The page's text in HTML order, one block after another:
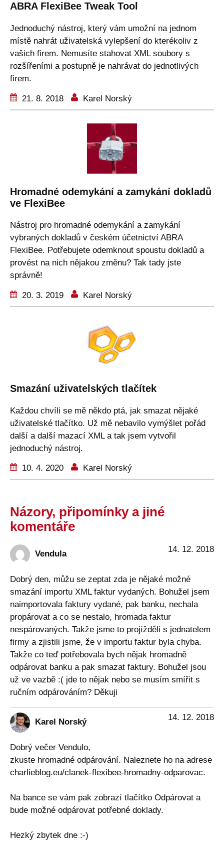
ABRA FlexiBee Tweak Tool
Jednoduchý nástroj, který vám umožní na jednom
místě nahrát uživatelská vylepšení do kterékoliv z
vašich firem. Nemusíte stahovat XML soubory s
rozšířeními a postupně je nahrávat do jednotlivých
firem.
21. 8. 2018 Karel Norský
Hromadné odemykání a zamykání dokladů
ve FlexiBee
Nástroj pro hromadné odemykání a zamykání
vybraných dokladů v českém účetnictví ABRA
FlexiBee. Potřebujete odemknout spoustu dokladů a
provést na nich nějakou změnu? Tak tady jste
správně!
20. 3. 2019 Karel Norský
Smazání uživatelských tlačítek
Každou chvíli se mě někdo ptá, jak smazat nějaké
uživatelské tlačítko. Už mě nebavilo vymýšlet pořád
další a další mazací XML a tak jsem vytvořil
jednoduchý nástroj.
10. 4. 2020 Karel Norský
Názory, připomínky a jiné
komentáře
Vendula 14. 12. 2018
Dobrý den, můžu se zeptat zda je nějaké možné
smazání importu XML faktur vydaných. Bohužel jsem
naimportovala faktury vydané, pak banku, nechala
propárovat a co se nestalo, hromada faktur
nespárovaných. Takže jsme to projížděli s jednatelem
firmy a zjistili jsme, že v importu faktur byla chyba.
Takže co teď potřebovala bych nějak hromadně
odpárovat banku a pak smazat faktury. Bohužel jsou
už ve vazbě :( jde to nějak nebo se musím smířit s
ručním odpárováním? Děkuji
Karel Norský 14. 12. 2018
Dobrý večer Vendulo,
zkuste hromadné odpárování. Naleznete ho na adrese
charlieblog.eu/clanek-flexibee-hromadny-odparovac.
Na bance se vám pak zobrazí tlačítko Odpárovat a
bude možné odpárovat potřebné doklady.
Hezký zbytek dne :-)